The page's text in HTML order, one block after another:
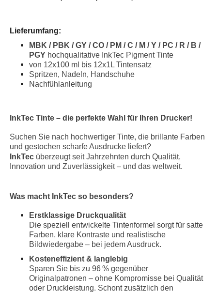
Lieferumfang:
MBK / PBK / GY / CO / PM / C / M / Y / PC / R / B /
PGY hochqualitative InkTec Pigment Tinte
von 12x100 ml bis 12x1L Tintensatz
Spritzen, Nadeln, Handschuhe
Nachfühlanleitung
InkTec Tinte – die perfekte Wahl für Ihren Drucker!
Suchen Sie nach hochwertiger Tinte, die brillante Farben
und gestochen scharfe Ausdrucke liefert?
InkTec überzeugt seit Jahrzehnten durch Qualität,
Innovation und Zuverlässigkeit – und das weltweit.
Was macht InkTec so besonders?
Erstklassige Druckqualität
Die speziell entwickelte Tintenformel sorgt für satte
Farben, klare Kontraste und realistische
Bildwiedergabe – bei jedem Ausdruck.
Kosteneffizient & langlebig
Sparen Sie bis zu 96 % gegenüber
Originalpatronen – ohne Kompromisse bei Qualität
oder Druckleistung. Schont zusätzlich den